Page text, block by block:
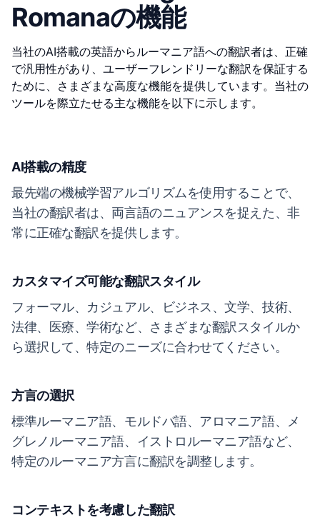
Romanaの機能
当社のAI搭載の英語からルーマニア語への翻訳者は、正確
で汎用性があり、ユーザーフレンドリーな翻訳を保証する
ために、さまざまな高度な機能を提供しています。当社の
ツールを際立たせる主な機能を以下に示します。
AI搭載の精度
最先端の機械学習アルゴリズムを使用することで、
当社の翻訳者は、両言語のニュアンスを捉えた、非
常に正確な翻訳を提供します。
カスタマイズ可能な翻訳スタイル
フォーマル、カジュアル、ビジネス、文学、技術、
法律、医療、学術など、さまざまな翻訳スタイルか
ら選択して、特定のニーズに合わせてください。
方言の選択
標準ルーマニア語、モルドバ語、アロマニア語、メ
グレノルーマニア語、イストロルーマニア語など、
特定のルーマニア方言に翻訳を調整します。
コンテキストを考慮した翻訳